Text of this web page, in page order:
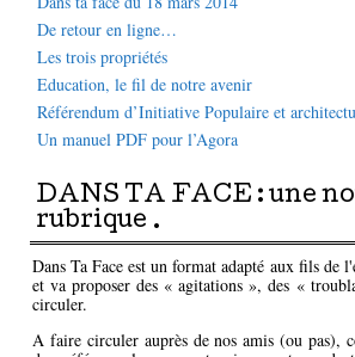
De retour en ligne…
Les trois propriétés
Education, le fil de notre avenir
Référendum d’Initiative Populaire et
Un manuel PDF pour l’Agora
DANS TA FACE : une
rubrique .
Dans Ta Face est un format adapté aux fils de
et va proposer des « agitations », des «
circuler.
A faire circuler auprès de nos amis (ou pas),